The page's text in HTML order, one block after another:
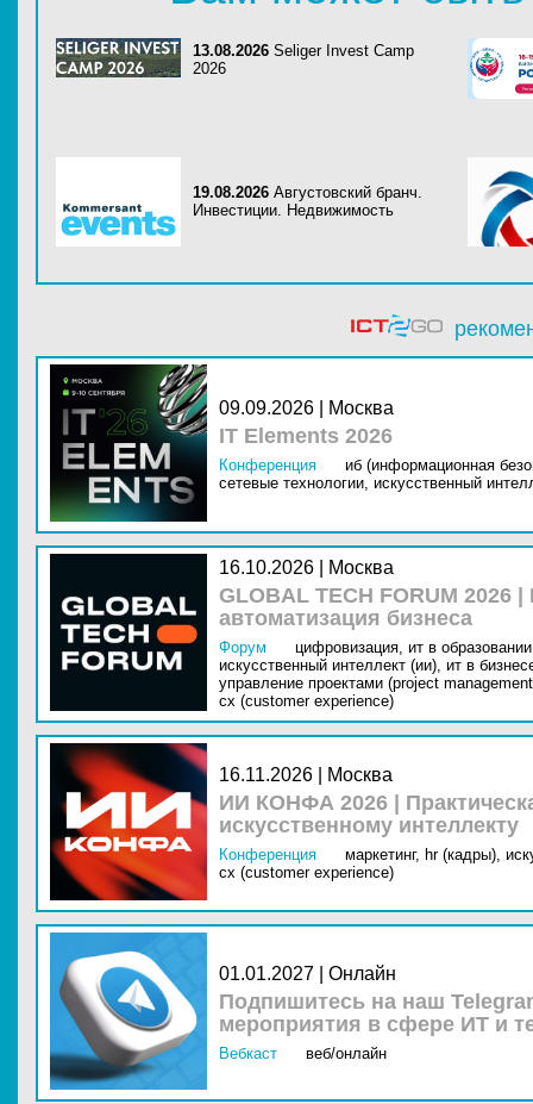
13.08.2026 Seliger Invest Camp
2026
19.08.2026 Августовский бранч.
Инвестиции. Недвижимость
09.09.2026 | Москва
IT Elements 2026
Конференция
иб (информационная
сетевые технологии, искусственный
16.10.2026 | Москва
GLOBAL TECH FORUM
автоматизация бизнеса
Форум цифровизация, ит в
искусственный интеллект (ии), ит в
управление проектами (project
cx (customer experience)
16.11.2026 | Москва
ИИ КОНФА 2026 |
искусственному интеллекту
Конференция маркетинг, hr (кадры),
cx (customer experience)
01.01.2027 | Онлайн
Подпишитесь на наш
мероприятия в сфере ИТ и
Вебкаст веб/онлайн